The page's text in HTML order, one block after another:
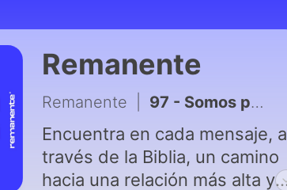
Remanente
Remanente 97 - Somos producto de una decisión | Imposible equivocarse
Encuentra en cada mensaje, a
través de la Biblia, un camino
hacia una relación más alta y